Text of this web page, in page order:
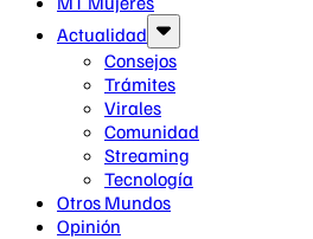
Actualidad
Consejos
Trámites
Virales
Comunidad
Streaming
Tecnología
Otros Mundos
Opinión